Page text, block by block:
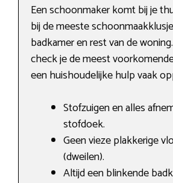
Een schoonmaker komt bij je
bij de meeste
badkamer en rest van de
check je de meest
een huishoudelijke hulp vaak
Stofzuigen en alles
stofdoek.
Geen vieze plakkerige
(dweilen).
Altijd een blinkende